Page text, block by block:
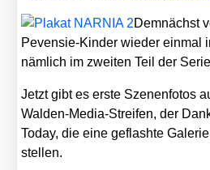
Dem­nächst
Peven­sie-Kin­der wie­der ein­mal
näm­lich im zwei­ten Teil der
Jetzt gibt es ers­te Sze­nen­fo­tos
Wal­den-Media-Strei­fen, der
Today, die eine geflash­te
stel­len.